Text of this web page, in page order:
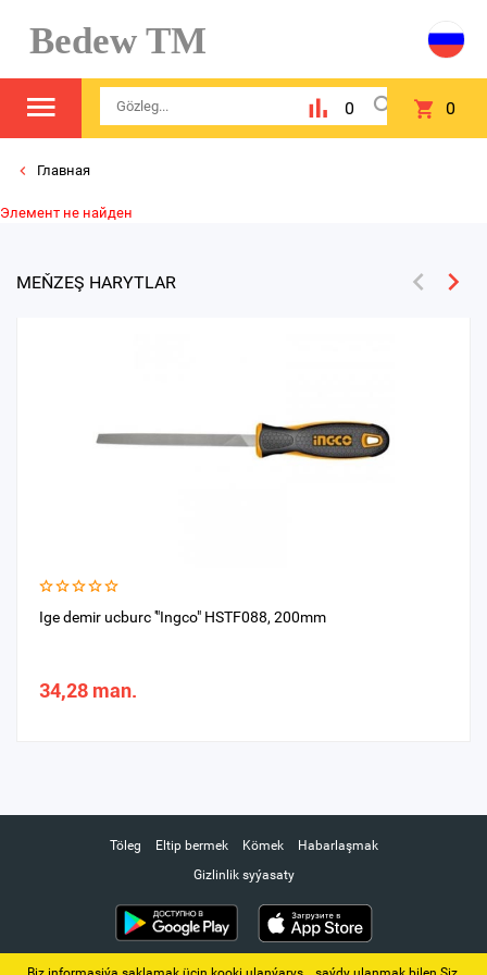
Bedew TM
0 0
Главная
Элемент не найден
MEŇZEŞ HARYTLAR
Ige demir ucburc '"Ingco" HSTF088, 200mm
34,28 man.
Töleg Eltip bermek Kömek
Habarlaşmak
Gizlinlik syýasaty